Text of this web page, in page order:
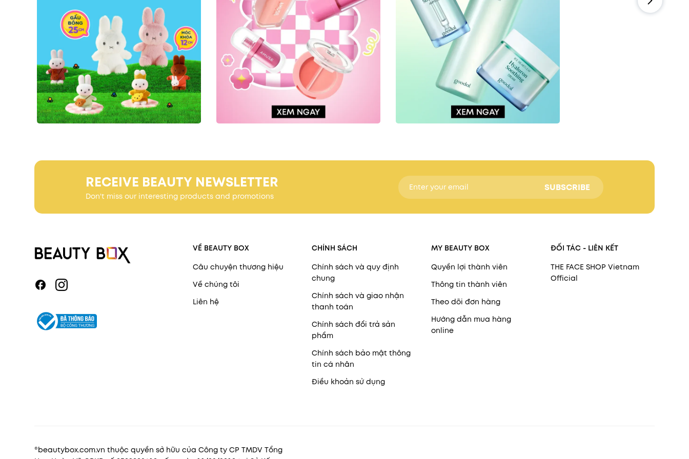
RECEIVE BEAUTY NEWSLETTER
Don't miss our interesting products and promotions
SUBSCRIBE
VỀ BEAUTY BOX
Câu chuyện thương hiệu
Về chúng tôi
Liên hệ
CHÍNH SÁCH
Chính sách và quy định
chung
Chính sách và giao nhận
thanh toán
Chính sách đổi trả sản
phẩm
Chính sách bảo mật thông
tin cá nhân
Điều khoản sử dụng
MY BEAUTY BOX
Quyền lợi thành viên
Thông tin thành viên
Theo dõi đơn hàng
Hướng dẫn mua hàng
online
ĐỐI TÁC - LIÊN KẾT
THE FACE SHOP Vietnam
Official
®beautybox.com.vn thuộc quyền sở hữu của Công ty CP TMDV Tổng